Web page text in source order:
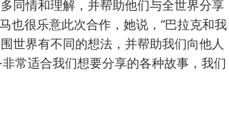
同情和理解，并帮助他们与全世界分享
也很乐意此次合作，她说，“巴拉克和我
世界有不同的想法，并帮助我们向他人
常适合我们想要分享的各种故事，我们